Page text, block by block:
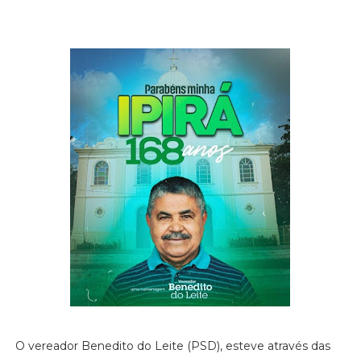
O vereador Benedito do Leite (PSD), esteve através das